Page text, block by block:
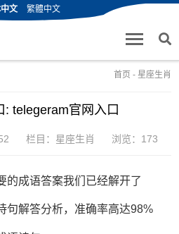
文 繁體中文
首页 - 星座生肖
: telegeram官网入口
栏目： 星座生肖 浏览：173
的成语答案我们已经解开了
句解答分析，准确率高达98%